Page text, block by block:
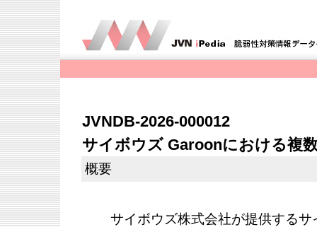
JVNDB-2026-000012
サイボウズ Garoonにおける複
概要
サイボウズ株式会社が提供する